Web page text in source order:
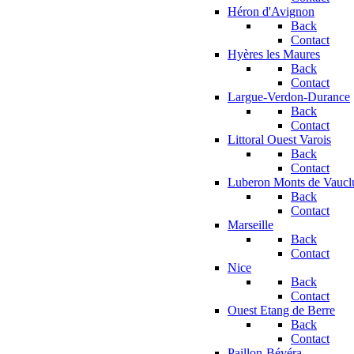
Héron d'Avignon
Back
Contact
Hyères les Maures
Back
Contact
Largue-Verdon-Durance
Back
Contact
Littoral Ouest Varois
Back
Contact
Luberon Monts de
Back
Contact
Marseille
Back
Contact
Nice
Back
Contact
Ouest Etang de Berre
Back
Contact